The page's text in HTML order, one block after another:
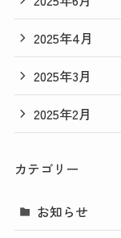
2025年4月
2025年3月
2025年2月
カテゴリー
お知らせ